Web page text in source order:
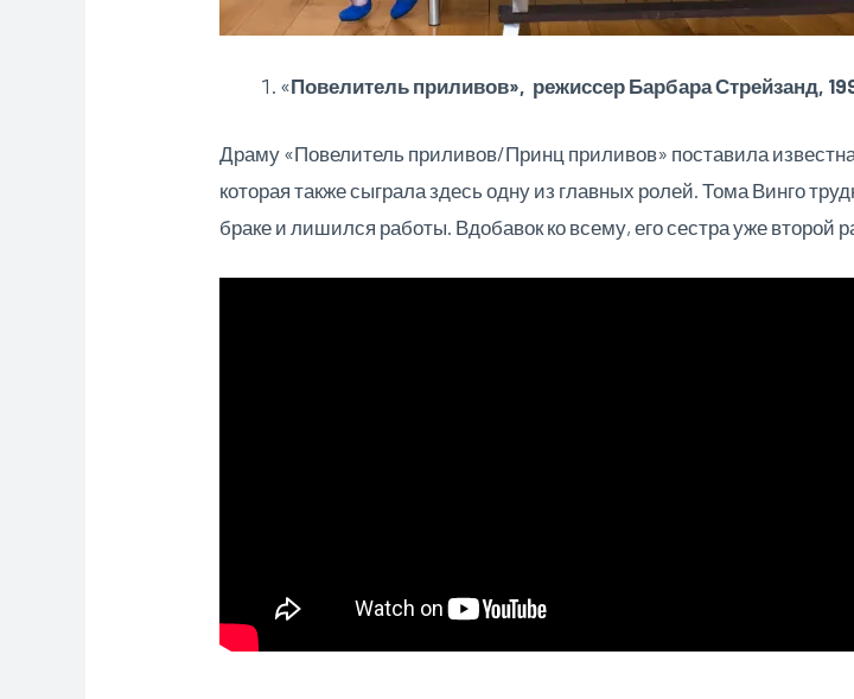
«Повелитель приливов», режиссер Барбара Стрейзанд,
Драму «Повелитель приливов/Принц приливов» поставила
которая также сыграла здесь одну из главных ролей. Тома Винго
браке и лишился работы. Вдобавок ко всему, его сестра уже второй